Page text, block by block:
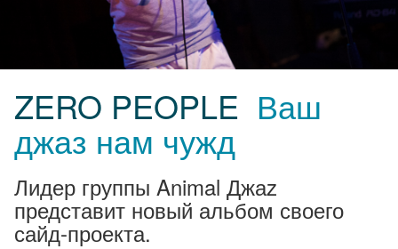
ZERO PEOPLE Ваш
джаз нам чужд
Лидер группы Animal Джаz
представит новый альбом своего
сайд-проекта.